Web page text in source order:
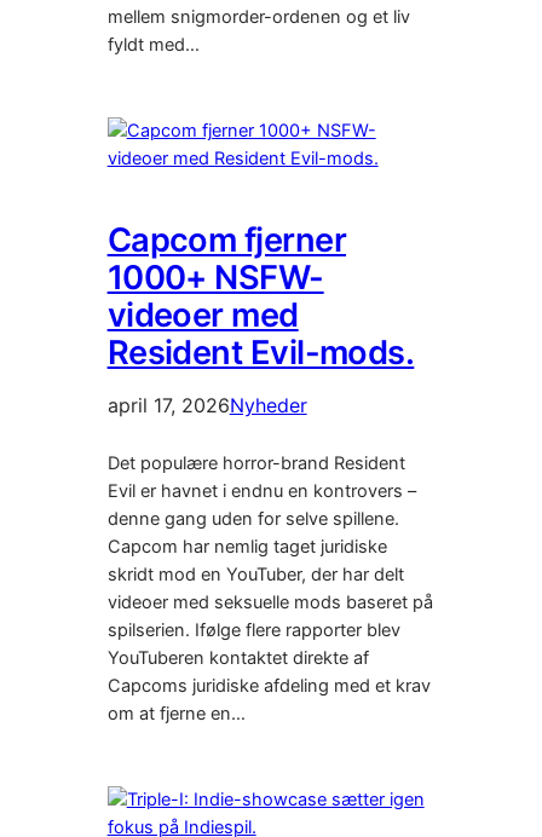
mellem snigmorder-ordenen og et liv
fyldt med…
Capcom fjerner
1000+ NSFW-
videoer med
Resident Evil-mods.
april 17, 2026Nyheder
Det populære horror-brand Resident
Evil er havnet i endnu en kontrovers –
denne gang uden for selve spillene.
Capcom har nemlig taget juridiske
skridt mod en YouTuber, der har delt
videoer med seksuelle mods baseret på
spilserien. Ifølge flere rapporter blev
YouTuberen kontaktet direkte af
Capcoms juridiske afdeling med et krav
om at fjerne en…